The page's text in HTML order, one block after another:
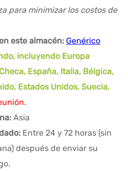
para minimizar los costos de
este almacén: Genérico
incluyendo Europa
España, Italia, Bélgica,
Estados Unidos, Suecia,
Asia
Entre 24 y 72 horas (sin
después de enviar su